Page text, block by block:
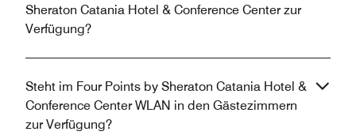
Sheraton Catania Hotel & Conference Center zur
Verfügung?
Steht im Four Points by Sheraton Catania Hotel &
Conference Center WLAN in den Gästezimmern
zur Verfügung?